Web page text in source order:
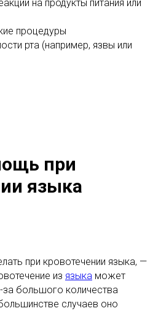
на продукты питания или
процедуры
рта (например, язвы или
при
языка
при кровотечении языка, —
из языка может
за большого количества
случаев оно